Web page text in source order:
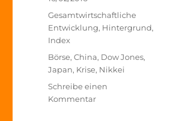
Kategorien
Gesamtwirtschaftliche
Entwicklung, Hintergrund,
Index
Schlagwörter
Börse,China, Dow Jones,
Japan, Krise, Nikkei
Schreibe einen
Kommentarzu